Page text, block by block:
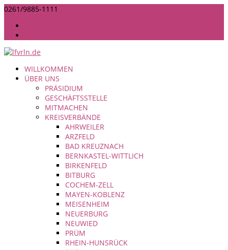
0261/9885-1111
WILLKOMMEN
ÜBER UNS
PRÄSIDIUM
GESCHÄFTSSTELLE
MITMACHEN
KREISVERBÄNDE
AHRWEILER
ARZFELD
BAD KREUZNACH
BERNKASTEL-WITTLICH
BIRKENFELD
BITBURG
COCHEM-ZELL
MAYEN-KOBLENZ
MEISENHEIM
NEUERBURG
NEUWIED
PRÜM
RHEIN-HUNSRÜCK